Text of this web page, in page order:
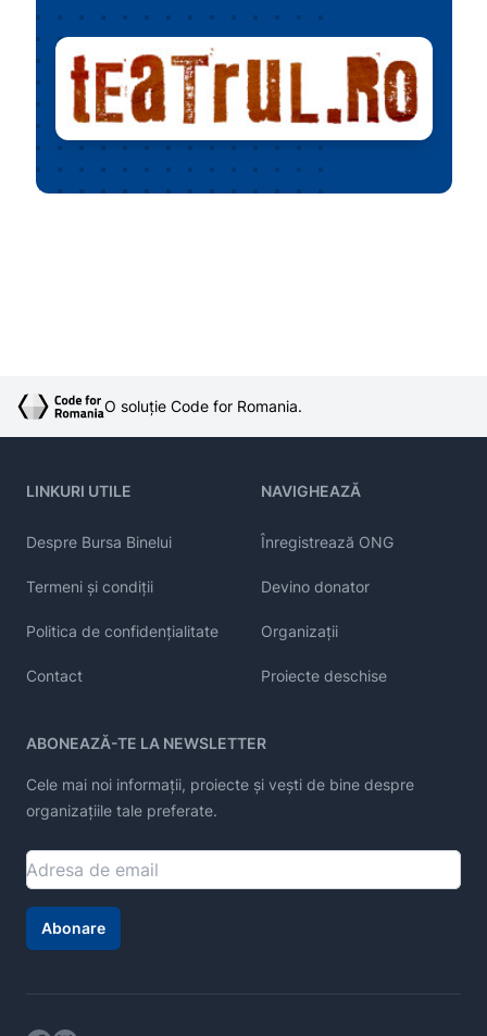
O soluție Code for Romania.
LINKURI UTILE
Despre Bursa Binelui
Termeni și condiții
Politica de confidențialitate
Contact
NAVIGHEAZĂ
Înregistrează ONG
Devino donator
Organizații
Proiecte deschise
ABONEAZĂ-TE LA NEWSLETTER
Cele mai noi informații, proiecte și vești de bine despre
organizațiile tale preferate.
Abonare